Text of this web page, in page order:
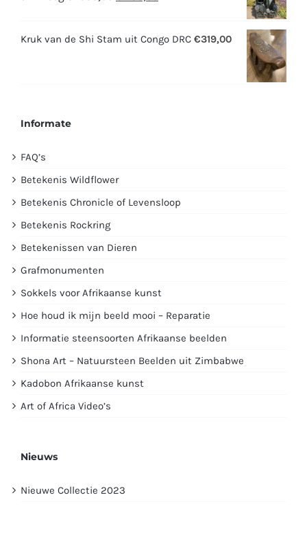
was:
is:
Kruk van de Shi Stam uit Congo DRC €319,00
Informate
FAQ’s
Betekenis Wildflower
Betekenis Chronicle of Levensloop
Betekenis Rockring
Betekenissen van Dieren
Grafmonumenten
Sokkels voor Afrikaanse kunst
Hoe houd ik mijn beeld mooi – Reparatie
Informatie steensoorten Afrikaanse beelden
Shona Art – Natuursteen Beelden uit Zimbabwe
Kadobon Afrikaanse kunst
Art of Africa Video’s
Nieuws
Nieuwe Collectie 2023